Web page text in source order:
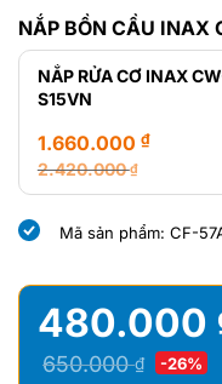
NẮP BỒN CẦU
NẮP RỬA CƠ INAX
S15VN
2.420.000₫
Giá
là:
1.660.000 ₫
Giá
tại
1.660.000 ₫.
Mã sản phẩm: CF-
650.000₫
Giá
480.000
Giá
-26%